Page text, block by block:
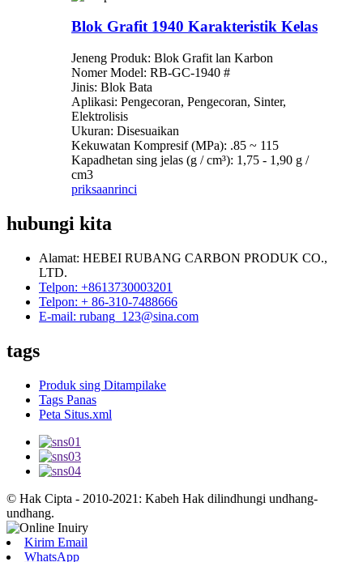
Blok Grafit 1940 Karakteristik Kelas
Jeneng Produk: Blok Grafit lan Karbon
Nomer Model: RB-GC-1940 #
Jinis: Blok Bata
Aplikasi: Pengecoran, Pengecoran, Sinter,
Elektrolisis
Ukuran: Disesuaikan
Kekuwatan Kompresif (MPa): .85 ~ 115
Kapadhetan sing jelas (g / cm³): 1,75 - 1,90 g /
cm3
priksaanrinci
hubungi kita
Alamat: HEBEI RUBANG CARBON PRODUK CO.,
LTD.
Telpon: +8613730003201
Telpon: + 86-310-7488666
E-mail: rubang_123@sina.com
tags
Produk sing Ditampilake
Tags Panas
Peta Situs.xml
© Hak Cipta - 2010-2021: Kabeh Hak dilindhungi undhang-
undhang.
Kirim Email
WhatsApp